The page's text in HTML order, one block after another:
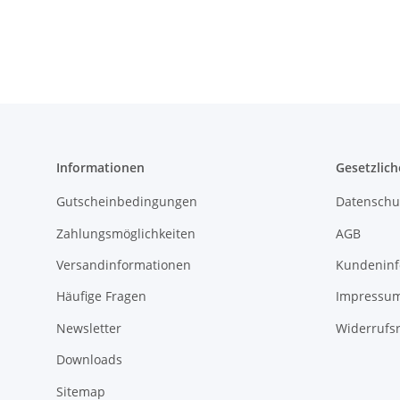
Informationen
Gutscheinbedingungen
Zahlungsmöglichkeiten
Versandinformationen
Häufige Fragen
Newsletter
Downloads
Sitemap
AGB